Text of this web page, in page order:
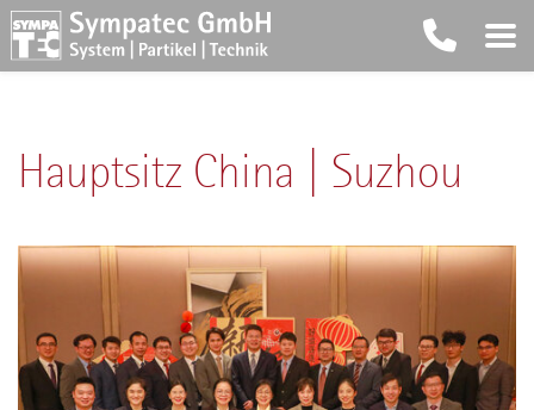
Hauptsitz China | Suzhou